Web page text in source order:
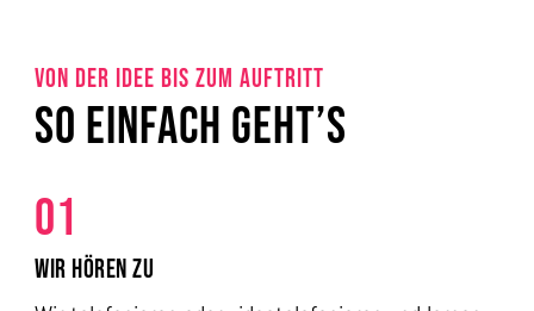
VON DER IDEE BIS ZUM AUFTRITT
SO EINFACH GEHT’S
01
WIR HÖREN ZU